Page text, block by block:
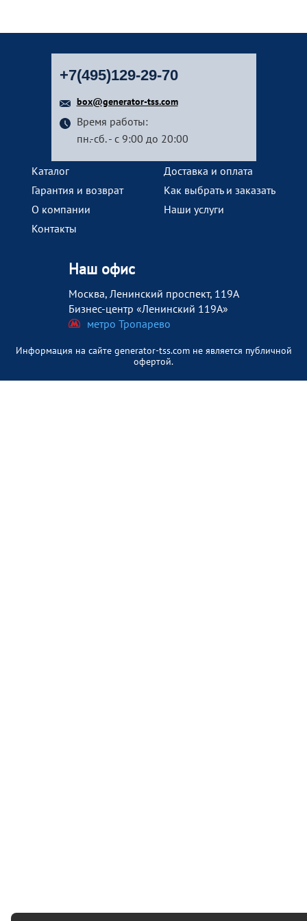
+7(495)129-29-70
box@generator-tss.com
Время работы:
пн.-сб. - с 9:00 до 20:00
Каталог
Доставка и оплата
Гарантия и возврат
Как выбрать и заказать
О компании
Наши услуги
Контакты
Наш офис
Москва, Ленинский проспект, 119А
Бизнес-центр «Ленинский 119А»
метро Тропарево
Информация на сайте generator-tss.com не является публичной
офертой.